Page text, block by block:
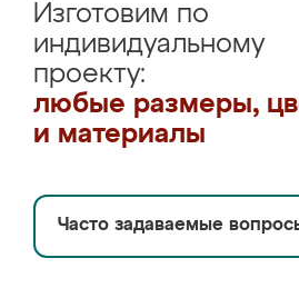
Изготовим по
индивидуальному
проекту:
любые размеры,
и материалы
Часто задаваемые